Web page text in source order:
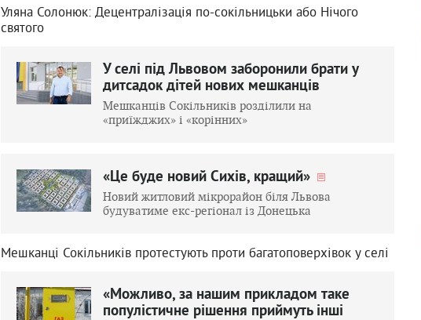
Уляна Солонюк: Децентралізація по-сокільницьки або Нічого
святого
У селі під Львовом заборонили брати у
дитсадок дітей нових мешканців
Мешканців Сокільників розділили на
«приїжджих» і «корінних»
«Це буде новий Сихів, кращий»
Новий житловий мікрорайон біля Львова
будуватиме екс-регіонал із Донецька
Мешканці Сокільників протестують проти багатоповерхівок у селі
«Можливо, за нашим прикладом таке
популістичне рішення приймуть інші